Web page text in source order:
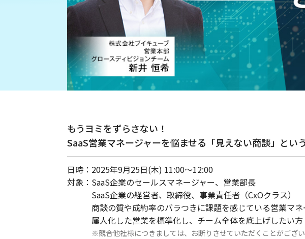
もうヨミをずらさない！
SaaS営業マネージャーを悩ませる「見えない商談」とい
日時： 2025年9月25日(木) 11:00〜12:00
対象： SaaS企業のセールスマネージャー、営業部長
SaaS企業の経営者、取締役、事業責任者（CxOクラス）
商談の質や成約率のバラつきに課題を感じている営業マネ
属人化した営業を標準化し、チーム全体を底上げしたい方
※競合他社様につきましては、お断りさせていただくことがござ